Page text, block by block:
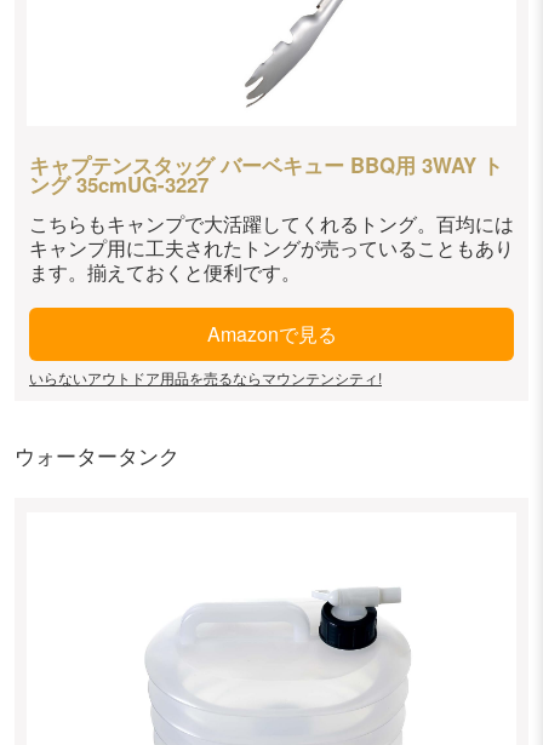
キャプテンスタッグ バーベキュー BBQ用 3WAY ト
ング 35cmUG-3227
こちらもキャンプで大活躍してくれるトング。百均には
キャンプ用に工夫されたトングが売っていることもあり
ます。揃えておくと便利です。
Amazonで見る
いらないアウトドア用品を売るならマウンテンシティ!
ウォータータンク